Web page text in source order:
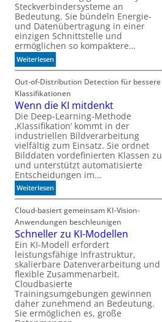
h
i
n
e
n
b
e
d
e
u
t
e
n
h
l
a
n
d
i
m
B
i
t
k
o
m
-
D
E
S
I
I
n
d
e
x
a
u
f
P
l
Steckverbindersysteme an
Bedeutung. Sie bündeln Energie-
und Datenübertragung in einer
einzigen Schnittstelle und
ermöglichen so kompaktere…
Weiterlesen:
M
e
h
r
F
l
e
x
i
b
i
l
i
t
ä
t
Out-of-Distribution Detection für bessere
Klassifikationen
Wenn die KI mitdenkt
Die Deep-Learning-Methode
‚Klassifikation‘ kommt in der
industriellen Bildverarbeitung
vielfältig zum Einsatz. Sie ordnet
Bilddaten vordefinierten Klassen zu
und unterstützt automatisierte
Entscheidungen im…
Weiterlesen:
W
e
n
n
d
i
e
K
I
m
i
t
Cloud-basiert gemeinsam KI-Vision-
Anwendungen beschleunigen
Schneller zu KI-Modellen
Ein KI-Modell erfordert
leistungsfähige Infrastruktur,
skalierbare Datenverarbeitung und
flexible Zusammenarbeit.
Cloudbasierte
Trainingsumgebungen gewinnen
daher zunehmend an Bedeutung.
Sie ermöglichen es, große